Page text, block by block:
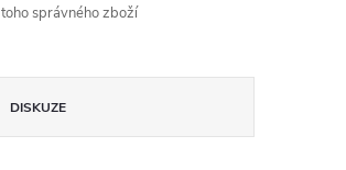
toho správného zboží
DISKUZE